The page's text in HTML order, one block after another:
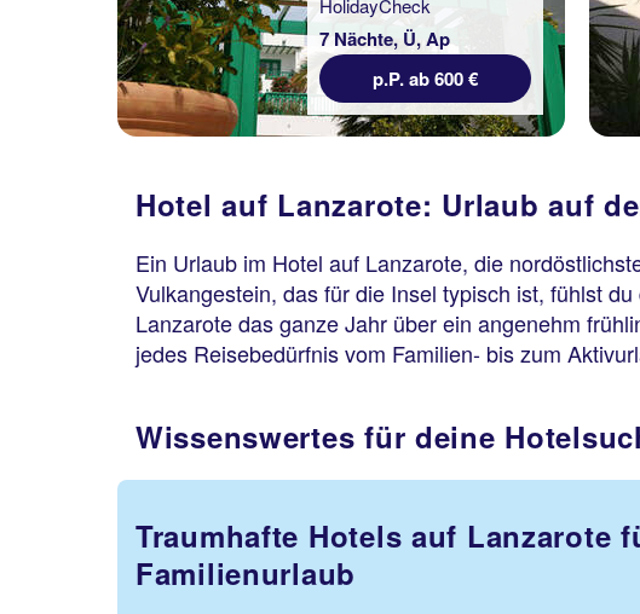
7 Nächte, Ü, Ap
p.P. ab 600 €
Hotel auf Lanzarote: Urlaub auf
Ein Urlaub im Hotel auf Lanzarote, die
Vulkangestein, das für die Insel typisch ist, fühlst
Lanzarote das ganze Jahr über ein angenehm
jedes Reisebedürfnis vom Familien- bis zum
Wissenswertes für deine
Traumhafte Hotels auf Lanzarote
Familienurlaub